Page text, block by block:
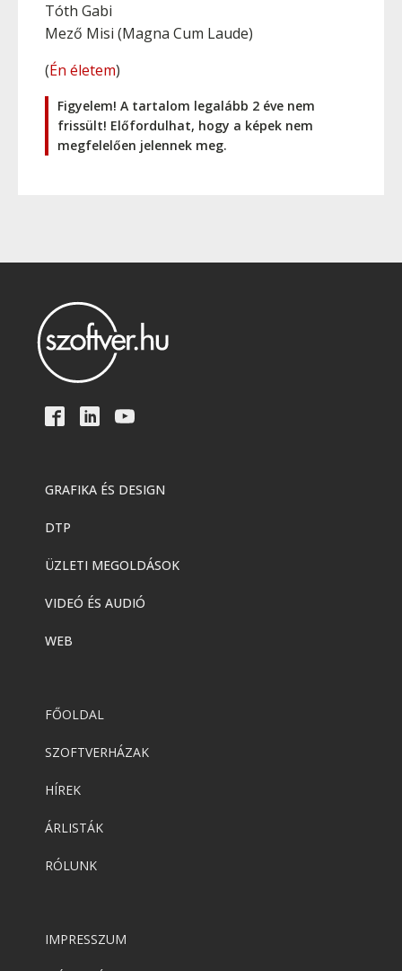
Tóth Gabi
Mező Misi (Magna Cum Laude)
(Én életem)
Figyelem! A tartalom legalább 2 éve nem
frissült! Előfordulhat, hogy a képek nem
megfelelően jelennek meg.
GRAFIKA ÉS DESIGN
DTP
ÜZLETI MEGOLDÁSOK
VIDEÓ ÉS AUDIÓ
WEB
FŐOLDAL
SZOFTVERHÁZAK
HÍREK
ÁRLISTÁK
RÓLUNK
IMPRESSZUM